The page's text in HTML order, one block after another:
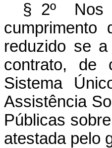
§ 2º Nos
reduzido se
contrato, de
Sistema
Assistência
Públicas
atestada pelo